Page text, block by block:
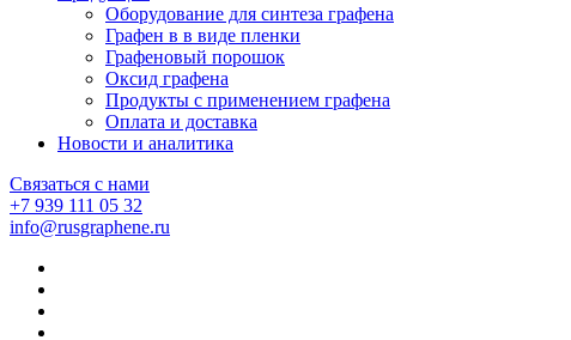
Оборудование для синтеза графена
Графен в в виде пленки
Графеновый порошок
Оксид графена
Продукты с применением графена
Оплата и доставка
Новости и аналитика
Связаться с нами
+7 939 111 05 32
info@rusgraphene.ru